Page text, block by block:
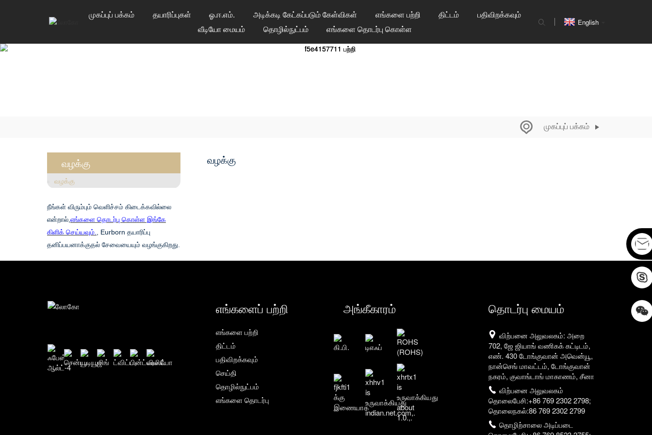
முகப்புப் பக்கம் தயாரிப்புகள் ஓ.ஈ.எம். அடிக்கடி கேட்கப்படும் கேள்விகள் எங்களை பற்றி திட்டம்
பதிவிறக்கவும்
வீடியோ மையம்
தொழில்நுட்பம் எங்களை தொடர்பு கொள்ள
English
முகப்புப் பக்கம்
வழக்கு
வழக்கு
நீங்கள் விரும்பும் வெளிச்சம் கிடைக்கவில்லை
என்றால், எங்களை தொடர்பு கொள்ள இங்கே
கிளிக் செய்யவும்.
, Eurborn தயாரிப்பு
தனிப்பயனாக்குதல் சேவையையும் வழங்குகிறது.
வழக்கு
எங்களைப் பற்றி
எங்களை பற்றி
திட்டம்
பதிவிறக்கவும்
செய்தி
தொழில்நுட்பம்
எங்களை தொடர்பு
அங்கீகாரம் தொடர்பு மையம்
விற்பனை அலுவலகம்: அறை
702, ஜே ஜியாங் வணிகக் கட்டிடம்,
எண். 430 டோங்குவான் அவென்யூ,
நான்செங் மாவட்டம், டோங்குவான்
நகரம், குவாங்டாங் மாகாணம், சீனா
விற்பனை அலுவலகம்
தொலைபேசி:+86 769 2302 2798;
தொலைநகல்:86 769 2302 2799
தொழிற்சாலை அடிப்படை